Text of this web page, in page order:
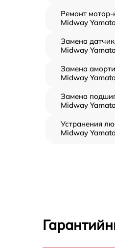
Ремонт
Midway
Замена
Midway
Замена
Midway
Замена
Midway
Устранения
Midway